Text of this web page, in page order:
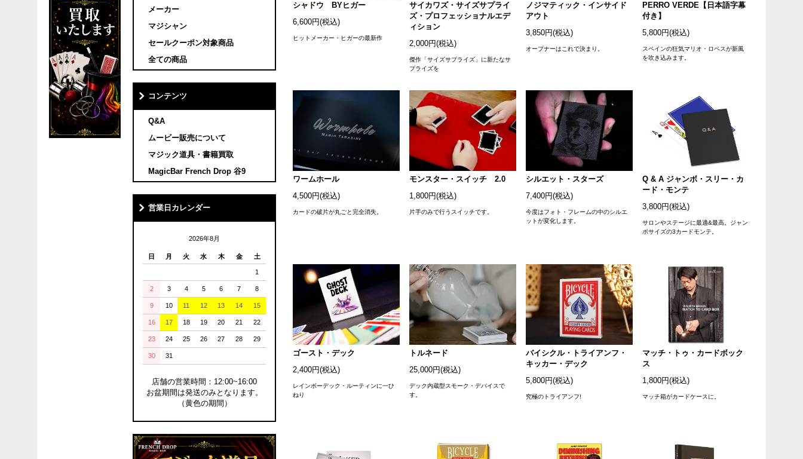
シャドウ BYヒガー
6,600円(税込)
ヒットメーカー・ヒガーの最新作
サイカワズ・サイズサプライ
ズ・プロフェッショナルエデ
ィション
2,000円(税込)
傑作「サイズサプライズ」に新たなサ
プライズを
ノジマティック・インサイド
アウト
3,850円(税込)
オープナーはこれで決まり。
PERRO VERDE【日本語字幕
付き】
5,800円(税込)
スペインの狂気マリオ・ロペスが新風
を吹き込みます。
ワームホール
4,500円(税込)
カードの破片が丸ごと完全消失。
モンスター・スイッチ 2.0
1,800円(税込)
片手のみで行うスイッチです。
シルエット・スターズ
7,400円(税込)
今度はフォト・フレームの中のシルエ
ットが変化します。
Q & A ジャンボ・スリー・カ
ード・モンテ
3,800円(税込)
サロンやステージに最適&最高。ジャン
ボサイズの3カードモンテ。
ゴースト・デック
2,400円(税込)
レインボーデック・ルーティンに一ひ
ねり
トルネード
25,000円(税込)
デック内蔵型スモーク・デバイスで
す。
バイシクル・トライアンフ・
キッカー・デック
5,800円(税込)
究極のトライアンフ!
マッチ・トゥ・カードボック
ス
1,800円(税込)
マッチ箱がカードケースに。
メーカー
マジシャン
セールクーポン対象商品
全ての商品
コンテンツ
Q&A
ムービー販売について
マジック道具・書籍買取
MagicBar French Drop 谷9
営業日カレンダー
2026年8月
日 月 火 水 木 金 土
1
2 3 4 5 6 7 8
9 10 11 12 13 14 15
16 17 18 19 20 21 22
23 24 25 26 27 28 29
30 31
店舗の営業時間：12:00~16:00
お盆期間は発送のみとなります。
（黄色の期間）